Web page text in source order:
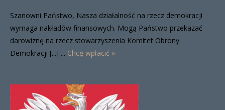
Szanowni Państwo, Nasza działalność na rzecz demokracji
wymaga nakładów finansowych. Mogą Państwo przekazać
darowiznę na rzecz stowarzyszenia Komitet Obrony
Demokracji [...] ... Chcę wpłacić »